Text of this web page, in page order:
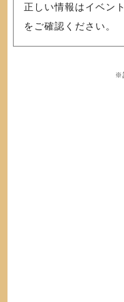
正しい情報はイベン
をご確認ください。
※